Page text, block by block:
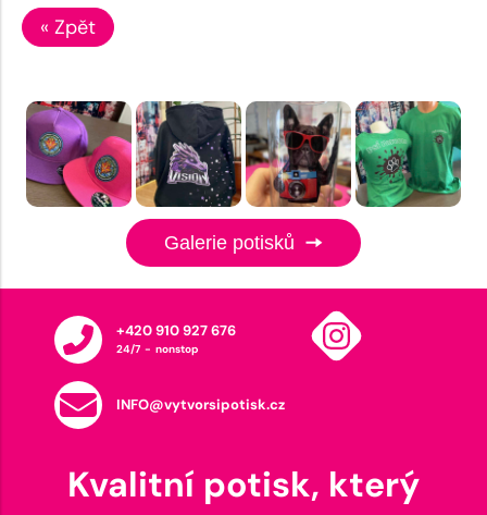
« Zpět
Galerie potisků
+420 910 927 676
24/7 - nonstop
INFO@vytvorsipotisk.cz
Kvalitní potisk, který